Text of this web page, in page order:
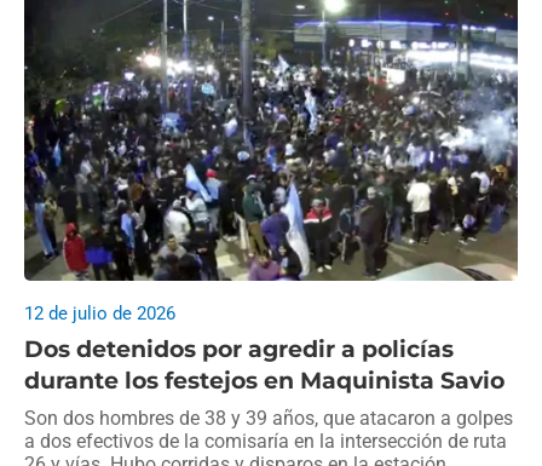
Dos detenidos por agredir a policías
durante los festejos en Maquinista Savio
12 de julio de 2026
Son dos hombres de 38 y 39 años, que atacaron a golpes
a dos efectivos de la comisaría en la intersección de ruta